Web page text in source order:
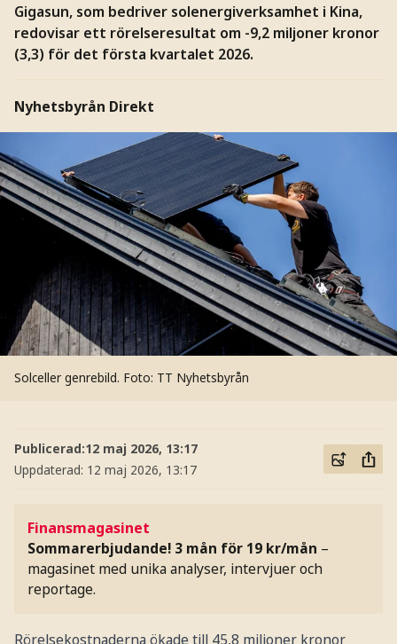
Gigasun, som bedriver solenergiverksamhet i Kina,
redovisar ett rörelseresultat om -9,2 miljoner kronor
(3,3) för det första kvartalet 2026.
Nyhetsbyrån Direkt
Solceller genrebild. Foto: TT Nyhetsbyrån
Publicerad:12 maj 2026, 13:17
Uppdaterad: 12 maj 2026, 13:17
Finansmagasinet
Sommarerbjudande! 3 mån för 19 kr/mån –
magasinet med unika analyser, intervjuer och
reportage.
Rörelsekostnaderna ökade till 45,8 miljoner kronor